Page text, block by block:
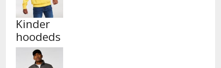
Kinder
hoodeds